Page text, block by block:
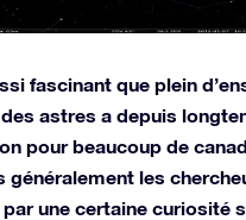
fascinant que plein
astres a depuis
pour beaucoup de
généralement les
une certaine curiosité